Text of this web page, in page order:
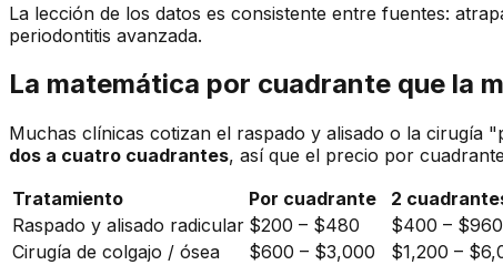
La lección de los datos es consistente entre fuentes:
periodontitis avanzada.
La matemática por cuadrante que la
Muchas clínicas cotizan el raspado y alisado o la cirugía
dos a cuatro cuadrantes, así que el precio por
Tratamiento
Por cuadrante 2
Raspado y alisado radicular $200 – $480 $400 – $960
Cirugía de colgajo / ósea
$600 – $3,000 $1,200 –